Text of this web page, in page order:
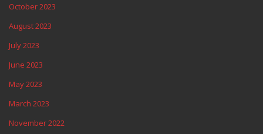
October 2023
August 2023
July 2023
June 2023
May 2023
March 2023
November 2022